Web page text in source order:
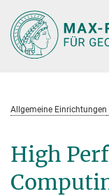
Hauptinhalt
Allgemeine Einrichtungen
High